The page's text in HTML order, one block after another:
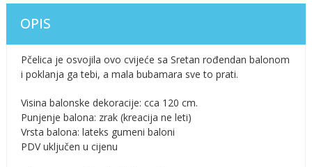
OPIS
Pčelica je osvojila ovo cvijeće sa Sretan rođendan balonom
i poklanja ga tebi, a mala bubamara sve to prati.
Visina balonske dekoracije: cca 120 cm.
Punjenje balona: zrak (kreacija ne leti)
Vrsta balona: lateks gumeni baloni
PDV uključen u cijenu